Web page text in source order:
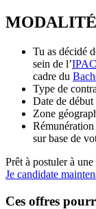
Tu as décidé
sein de l’
cadre du
Type de
Date de
Zone
sur base de
Prêt à postuler à une
Je candidate
Ces offres